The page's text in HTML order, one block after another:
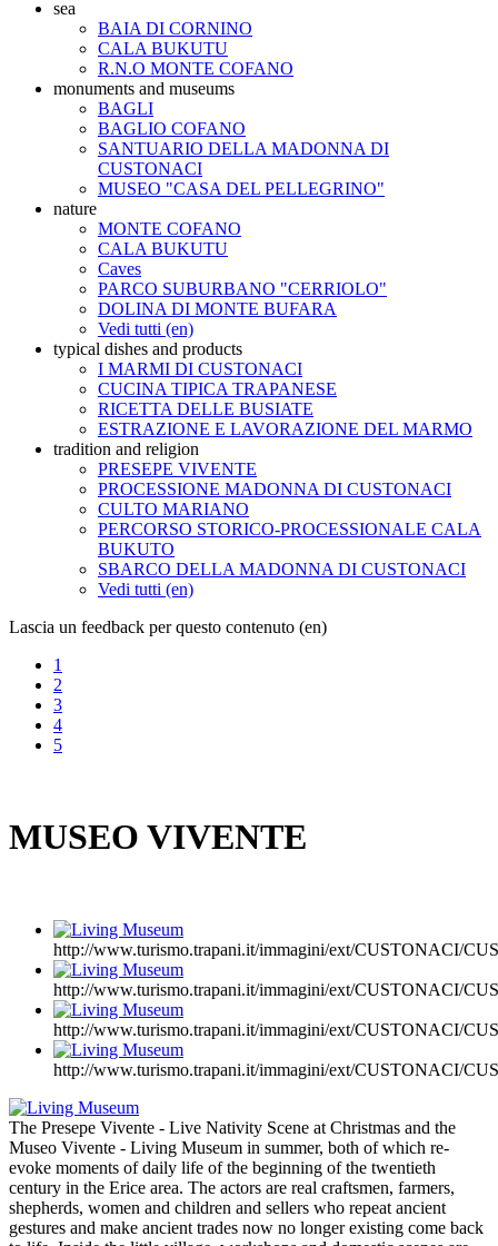
sea
BAIA DI CORNINO
CALA BUKUTU
R.N.O MONTE COFANO
monuments and museums
BAGLI
BAGLIO COFANO
SANTUARIO DELLA MADONNA DI
CUSTONACI
MUSEO "CASA DEL PELLEGRINO"
nature
MONTE COFANO
CALA BUKUTU
Caves
PARCO SUBURBANO "CERRIOLO"
DOLINA DI MONTE BUFARA
Vedi tutti (en)
typical dishes and products
I MARMI DI CUSTONACI
CUCINA TIPICA TRAPANESE
RICETTA DELLE BUSIATE
ESTRAZIONE E LAVORAZIONE DEL MARMO
tradition and religion
PRESEPE VIVENTE
PROCESSIONE MADONNA DI CUSTONACI
CULTO MARIANO
PERCORSO STORICO-PROCESSIONALE CALA
BUKUTO
SBARCO DELLA MADONNA DI CUSTONACI
Vedi tutti (en)
Lascia un feedback per questo contenuto (en)
1
2
3
4
5
MUSEO VIVENTE
http://www.turismo.trapani.it/immagini/ext/CUSTONACI/
http://www.turismo.trapani.it/immagini/ext/CUSTONACI/
http://www.turismo.trapani.it/immagini/ext/CUSTONACI/
http://www.turismo.trapani.it/immagini/ext/CUSTONACI/
The Presepe Vivente - Live Nativity Scene at Christmas and the
Museo Vivente - Living Museum in summer, both of which re-
evoke moments of daily life of the beginning of the twentieth
century in the Erice area. The actors are real craftsmen, farmers,
shepherds, women and children and sellers who repeat ancient
gestures and make ancient trades now no longer existing come back